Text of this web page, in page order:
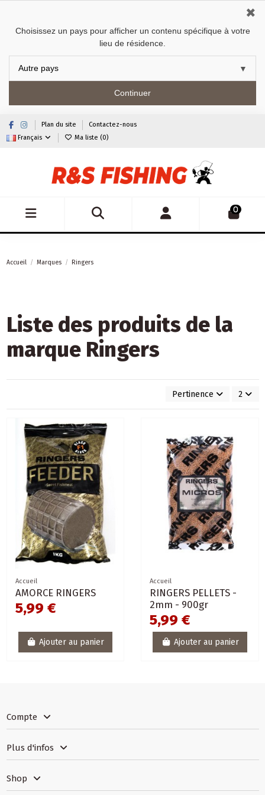
Choisissez un pays pour afficher un contenu spécifique à votre
lieu de résidence.
Continuer
✖
Plan du site
Contactez-nous
Français
Ma liste (0)
0
Accueil Marques Ringers
Liste des produits de la
marque Ringers
Pertinence 2
Accueil
AMORCE RINGERS
5,99 €
Ajouter au panier
Accueil
RINGERS PELLETS -
2mm - 900gr
5,99 €
Ajouter au panier
Compte
Plus d'infos
Shop